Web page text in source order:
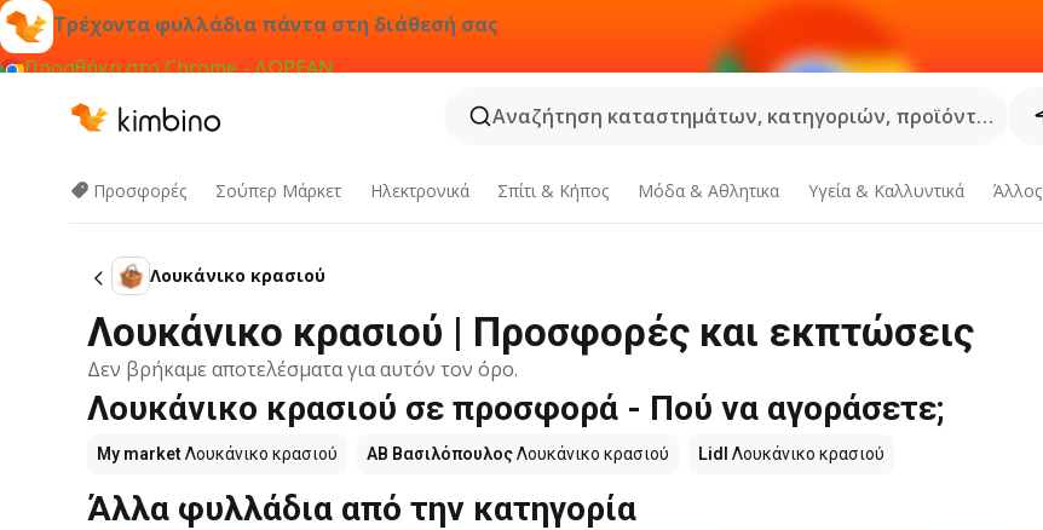
Τρέχοντα φυλλάδια πάντα στη διάθεσή σας
Προσθήκη στο Chrome - ΔΩΡΕΑΝ
Αναζήτηση καταστημάτων, κατηγοριών, προϊόντων...
Προσφορές Σούπερ Μάρκετ Hλεκτρονικά Σπίτι & Κήπος Μόδα & Aθλητικα Υγεία & Καλλυντικά Άλλος
Λουκάνικο κρασιού
Λουκάνικο κρασιού | Προσφορές και εκπτώσεις
Δεν βρήκαμε αποτελέσματα για αυτόν τον όρο.
Λουκάνικο κρασιού σε προσφορά - Πού να αγοράσετε;
My marketΛουκάνικο κρασιού ΑΒ ΒασιλόπουλοςΛουκάνικο κρασιού Lidl Λουκάνικο κρασιού
Άλλα φυλλάδια από την κατηγορία